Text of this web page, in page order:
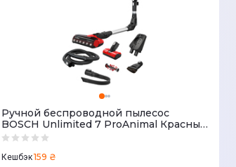
Ручной беспроводной пылесос
BOSCH Unlimited 7 ProAnimal Красный
BBS711ANM
Кешбэк159 ₴